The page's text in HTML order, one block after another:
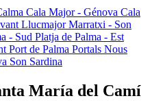
Cala Major - Génova Cala
Llucmajor Marratxi - Son
- Sud Platja de Palma - Est
Port de Palma Portals Nous
Son Sardina
María del Camí